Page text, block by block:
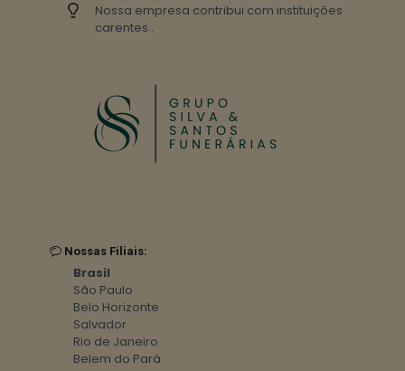
Nossa empresa contribui com instituições
carentes .
Nossas Filiais:
Brasil
São Paulo
Belo Horizonte
Salvador
Rio de Janeiro
Belem do Pará